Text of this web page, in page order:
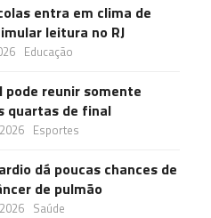
entra em clima de
leitura no RJ
Educação
pode reunir somente
quartas de final
Esportes
dá poucas chances de
de pulmão
Saúde